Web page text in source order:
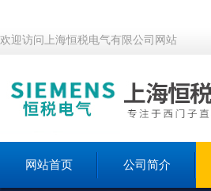
欢迎访问上海恒税电气有限公司网站
网站首页 公司简介